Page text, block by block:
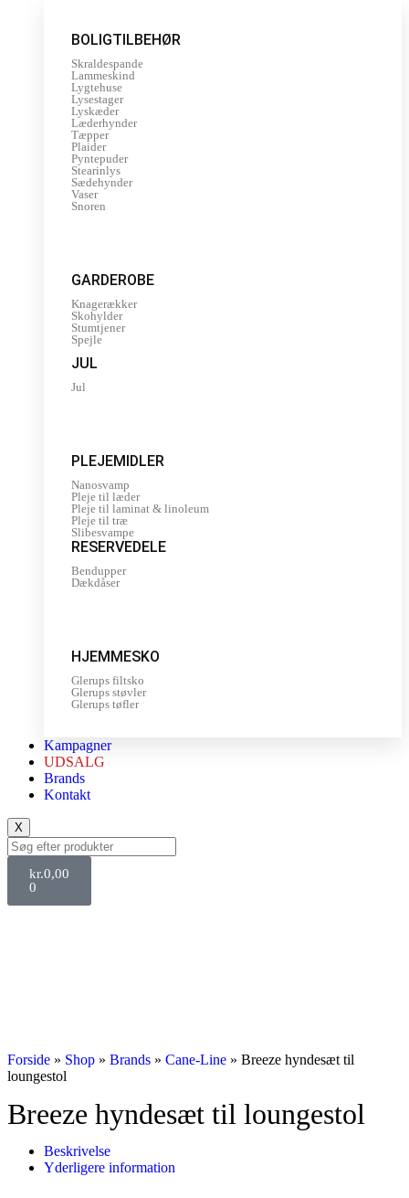
BOLIGTILBEHØR
Skraldespande
Lammeskind
Lygtehuse
Lysestager
Lyskæder
Læderhynder
Tæpper
Plaider
Pyntepuder
Stearinlys
Sædehynder
Vaser
Snoren
GARDEROBE
Knagerækker
Skohylder
Stumtjener
Spejle
JUL
Jul
PLEJEMIDLER
Nanosvamp
Pleje til læder
Pleje til laminat & linoleum
Pleje til træ
Slibesvampe
RESERVEDELE
Bendupper
Dækdåser
HJEMMESKO
Glerups filtsko
Glerups støvler
Glerups tøfler
Kampagner
UDSALG
Brands
Kontakt
X
kr.0,00
0
Forside » Shop » Brands » Cane-Line » Breeze hyndesæt til
loungestol
Breeze hyndesæt til loungestol
Beskrivelse
Yderligere information